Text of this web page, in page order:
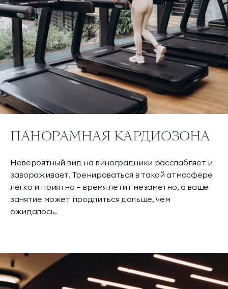
ПАНОРАМНАЯ КАРДИОЗОНА
Невероятный вид на виноградники расслабляет и
завораживает. Тренироваться в такой атмосфере
легко и приятно — время летит незаметно, а ваше
занятие может продлиться дольше, чем
ожидалось.